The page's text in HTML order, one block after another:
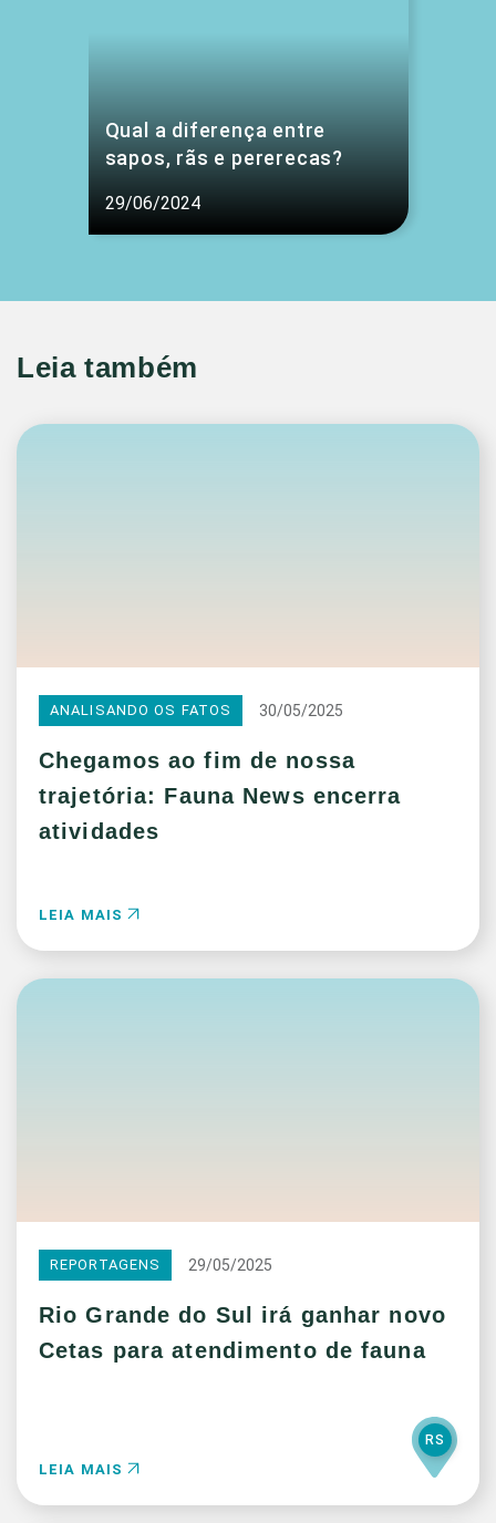
Qual a diferença entre
sapos, rãs e pererecas?
29/06/2024
Leia também
ANALISANDO OS FATOS 30/05/2025
Chegamos ao fim de nossa
trajetória: Fauna News encerra
atividades
LEIA MAIS
REPORTAGENS 29/05/2025
Rio Grande do Sul irá ganhar novo
Cetas para atendimento de fauna
LEIA MAIS
RS